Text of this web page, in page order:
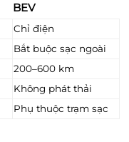
BEV
Chỉ điện
Bắt buộc sạc ngoài
200–600 km
Không phát thải
Phụ thuộc trạm sạc